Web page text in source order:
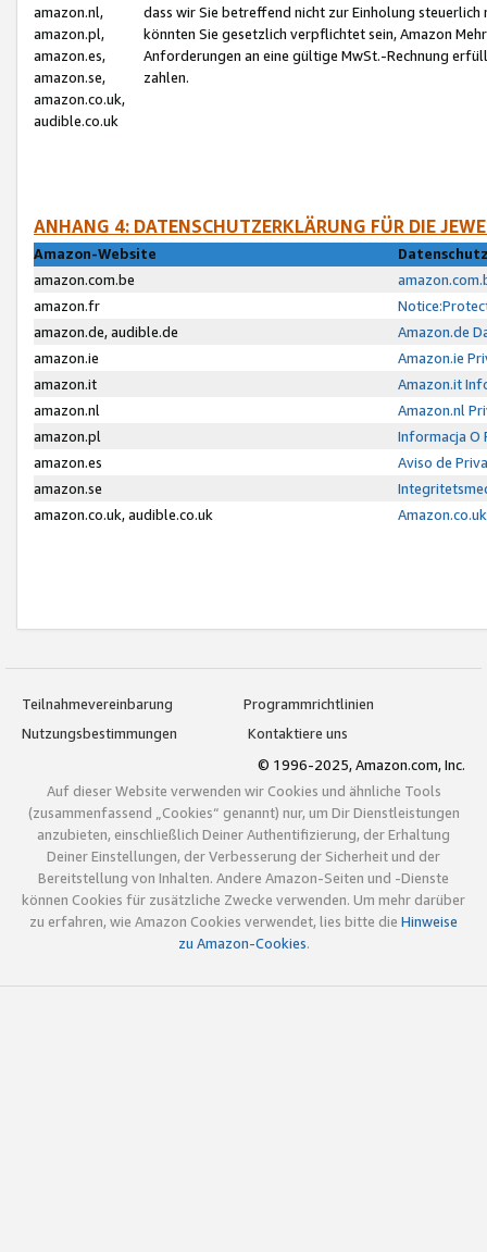
amazon.nl,
amazon.pl,
amazon.es,
amazon.se,
amazon.co.uk,
audible.co.uk
dass wir Sie betreffend nicht zur Einholung
könnten Sie gesetzlich verpflichtet sein, Amazon
Anforderungen an eine gültige MwSt.-Rechnung
zahlen.
ANHANG 4: DATENSCHUTZERKLÄRUNG FÜR DIE
Amazon-Website
amazon.com.be
amazon.fr
amazon.de, audible.de
Amazon.de
amazon.ie
Amazon.ie
amazon.it
Amazon.it
amazon.nl
Amazon.nl
amazon.pl
Informacja O
amazon.es
Aviso de
amazon.se
amazon.co.uk, audible.co.uk
Teilnahmevereinbarung
Programmrichtlinien
Nutzungsbestimmungen
Kontaktiere uns
© 1996-2025, Amazon.com, Inc.
Auf dieser Website verwenden wir Cookies und ähnliche Tools
(zusammenfassend „Cookies“ genannt) nur, um Dir Dienstleistungen
anzubieten, einschließlich Deiner Authentifizierung, der Erhaltung
Deiner Einstellungen, der Verbesserung der Sicherheit und der
Bereitstellung von Inhalten. Andere Amazon-Seiten und -Dienste
können Cookies für zusätzliche Zwecke verwenden. Um mehr darüber
zu erfahren, wie Amazon Cookies verwendet, lies bitte die Hinweise
zu Amazon-Cookies.